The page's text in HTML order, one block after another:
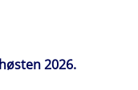
2026.